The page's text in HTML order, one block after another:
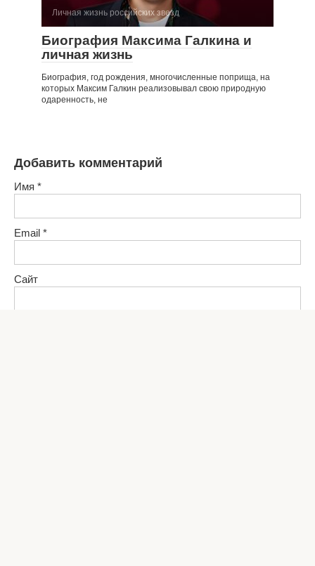
Личная жизнь российских звезд
Биография Максима Галкина и
личная жизнь
Биография, год рождения, многочисленные поприща, на
которых Максим Галкин реализовывал свою природную
одаренность, не
Добавить комментарий
Имя *
Email *
Сайт